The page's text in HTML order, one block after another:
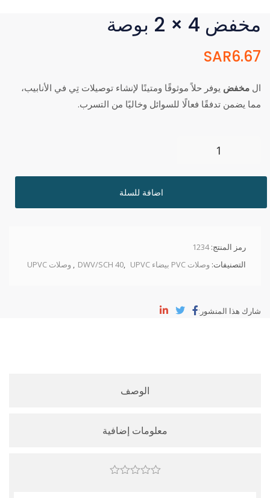
مخفض 4 × 2 بوصة
SAR6.67
ال مخفض يوفر حلاً موثوقًا ومتينًا لإنشاء توصيلات تِي في الأنابيب،
مما يضمن تدفقًا فعالًا للسوائل وخاليًا من التسرب.
اضافة للسلة
رمز المنتج:1234
التصنيفات: وصلات PVC بيضاء DWV/SCH 40 , UPVC
, وصلات UPVC
شارك هذا المنشور:
الوصف
معلومات إضافية